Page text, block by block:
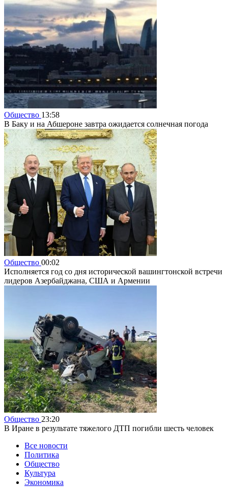
Общество 13:58
В Баку и на Абшероне завтра ожидается солнечная погода
Общество 00:02
Исполняется год со дня исторической вашингтонской встречи
лидеров Азербайджана, США и Армении
Общество 23:20
В Иране в результате тяжелого ДТП погибли шесть человек
Все новости
Политика
Общество
Культура
Экономика